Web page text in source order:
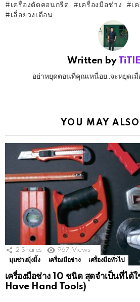
เครื่องตัดคอนกรีต เครื่องมือช่าง เ
เลื่อยวงเดือน
Written by
อย่าหยุดตอนที่คุณเหนื่อย..จะหยุดเ
YOU MAY
2 Shares 967 Views
มุมช่างมุ้งมิ้ง
เครื่องมือช่าง เครื่องมือทั่วไป
เครื่องมือช่าง 10 ชนิด สุดจำเป็นที่ได้
Have Hand Tools)